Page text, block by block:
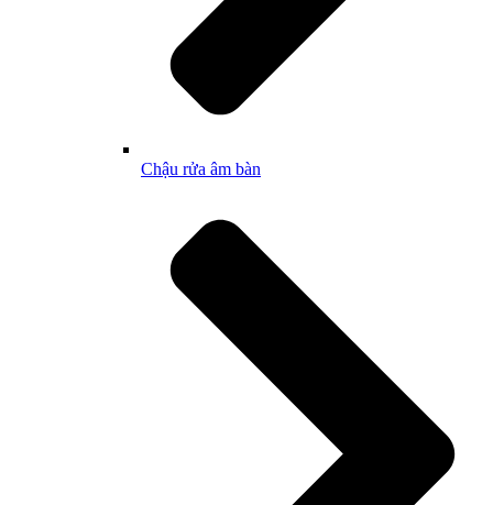
Chậu rửa âm bàn